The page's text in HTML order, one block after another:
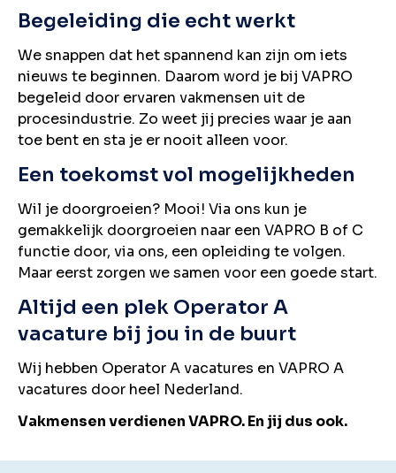
Begeleiding die echt werkt
We snappen dat het spannend kan zijn om iets
nieuws te beginnen. Daarom word je bij VAPRO
begeleid door ervaren vakmensen uit de
procesindustrie. Zo weet jij precies waar je aan
toe bent en sta je er nooit alleen voor.
Een toekomst vol mogelijkheden
Wil je doorgroeien? Mooi! Via ons kun je
gemakkelijk doorgroeien naar een VAPRO B of C
functie door, via ons, een opleiding te volgen.
Maar eerst zorgen we samen voor een goede start.
Altijd een plek Operator A
vacature bij jou in de buurt
Wij hebben Operator A vacatures en VAPRO A
vacatures door heel Nederland.
Vakmensen verdienen VAPRO. En jij dus ook.